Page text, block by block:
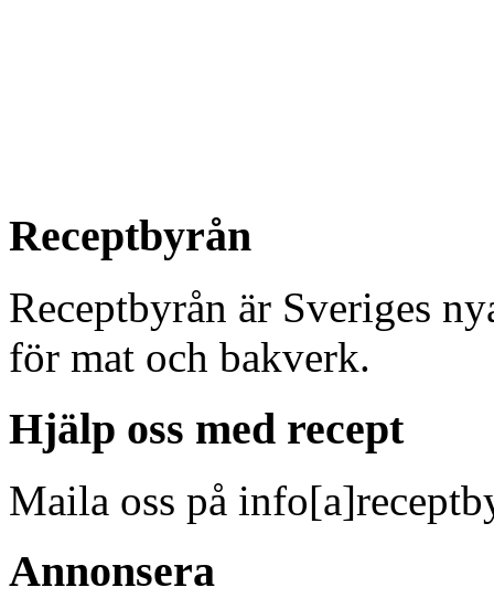
Receptbyrån
Receptbyrån är Sveriges
för mat och bakverk.
Hjälp oss med recept
Maila oss på
Annonsera